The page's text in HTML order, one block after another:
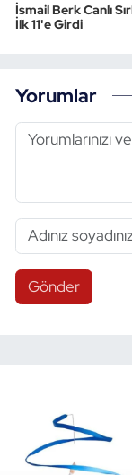
İsmail Berk Canlı
İlk 11'e Girdi
Yorumlar
Gönder